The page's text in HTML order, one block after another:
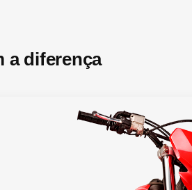
a diferença